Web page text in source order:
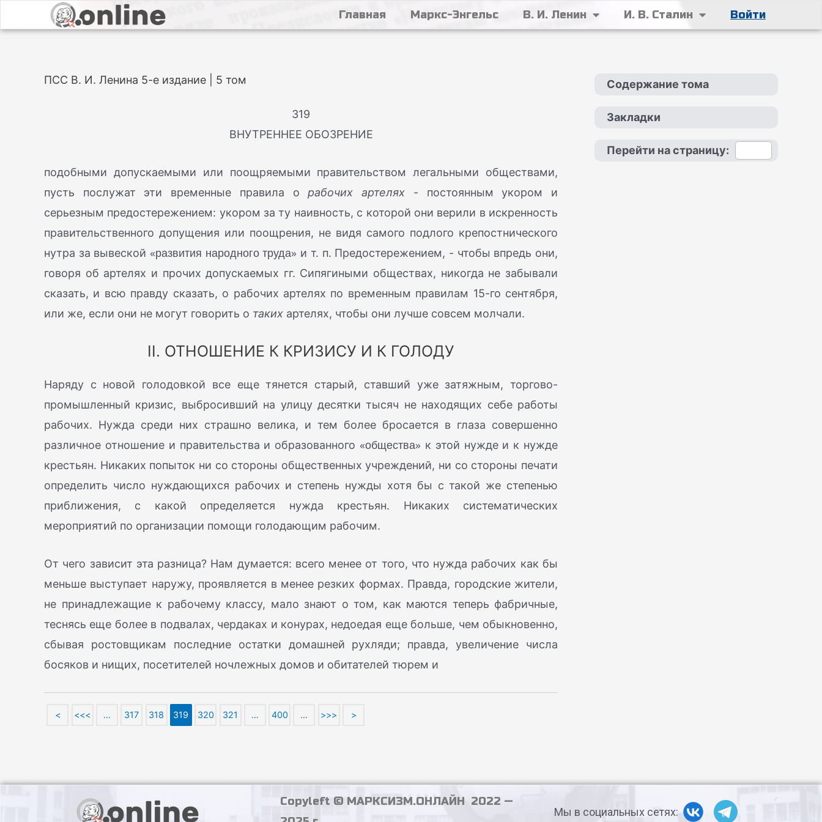
Главная Маркс-Энгельс В. И. Ленин И. В. Сталин Войти
ПСС В. И. Ленина 5-е издание | 5 том
319
ВНУТРЕННЕЕ ОБОЗРЕНИЕ
подобными допускаемыми или поощряемыми правительством легальными обществами,
пусть послужат эти временные правила орабочих артелях - постоянным укором и
серьезным предостережением: укором за ту наивность, с которой они верили в искренность
правительственного допущения или поощрения, не видя самого подлого крепостнического
нутра за вывеской«развития народного труда» и т. п. Предостережением, - чтобы впредь они,
говоря об артелях и прочих допускаемых гг. Сипягиными обществах, никогда не забывали
сказать, и всю правду сказать, о рабочих артелях по временным правилам 15-го сентября,
или же, если они не могут говорить о таких артелях, чтобы они лучше совсем молчали.
II. ОТНОШЕНИЕ К КРИЗИСУ И К ГОЛОДУ
Наряду с новой голодовкой все еще тянется старый, ставший уже затяжным, торгово-
промышленный кризис, выбросивший на улицу десятки тысяч не находящих себе работы
рабочих. Нужда среди них страшно велика, и тем более бросается в глаза совершенно
различное отношение и правительства и образованного «общества» к этой нужде и к нужде
крестьян. Никаких попыток ни со стороны общественных учреждений, ни со стороны печати
определить число нуждающихся рабочих и степень нужды хотя бы с такой же степенью
приближения, с какой определяется нужда крестьян. Никаких систематических
мероприятий по организации помощи голодающим рабочим.
От чего зависит эта разница? Нам думается: всего менее от того, что нужда рабочих как бы
меньше выступает наружу, проявляется в менее резких формах. Правда, городские жители,
не принадлежащие к рабочему классу, мало знают о том, как маются теперь фабричные,
теснясь еще более в подвалах, чердаках и конурах, недоедая еще больше, чем обыкновенно,
сбывая ростовщикам последние остатки домашней рухляди; правда, увеличение числа
босяков и нищих, посетителей ночлежных домов и обитателей тюрем и
< <<< … 317 318 319 320 321 … 400 … >>> >
Содержание тома
Закладки
Перейти на страницу:
Copyleft © МАРКСИЗМ.ОНЛАЙН 2022 —
Мы в социальных сетях: